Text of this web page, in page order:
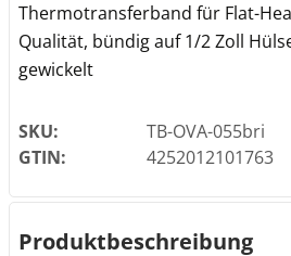
Thermotransferband für Flat-
Qualität, bündig auf 1/2 Zoll
gewickelt
SKU:
TB-OVA-055bri
GTIN:
4252012101763
Produktbeschreibung